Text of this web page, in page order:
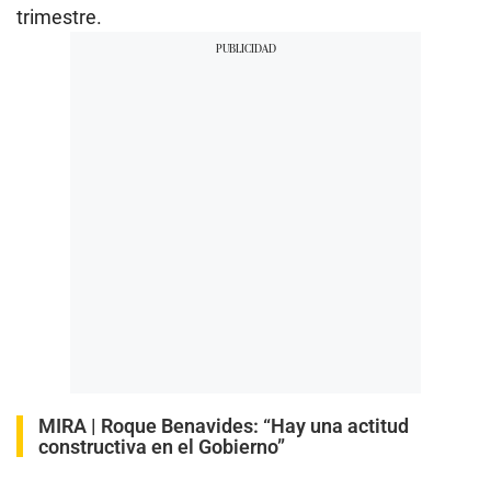
trimestre.
MIRA | Roque Benavides: “Hay una actitud
constructiva en el Gobierno”